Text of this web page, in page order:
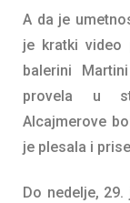
A da je
je kratki video
balerini
provela u
Alcajmerove
je plesala i
Do nedelje,